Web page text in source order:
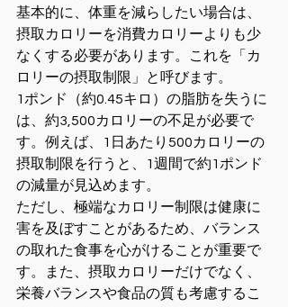
基本的に、体重を減らしたい場合は、
摂取カロリーを消費カロリーよりも少
なくする必要があります。これを「カ
ロリーの摂取制限」と呼びます。
1ポンド（約0.45キロ）の脂肪を失うに
は、約3,500カロリーの不足が必要で
す。例えば、1日あたり500カロリーの
摂取制限を行うと、1週間で約1ポンド
の減量が見込めます。
ただし、極端なカロリー制限は健康に
害を及ぼすことがあるため、バランス
の取れた食事を心がけることが重要で
す。また、摂取カロリーだけでなく、
栄養バランスや食品の質も考慮するこ